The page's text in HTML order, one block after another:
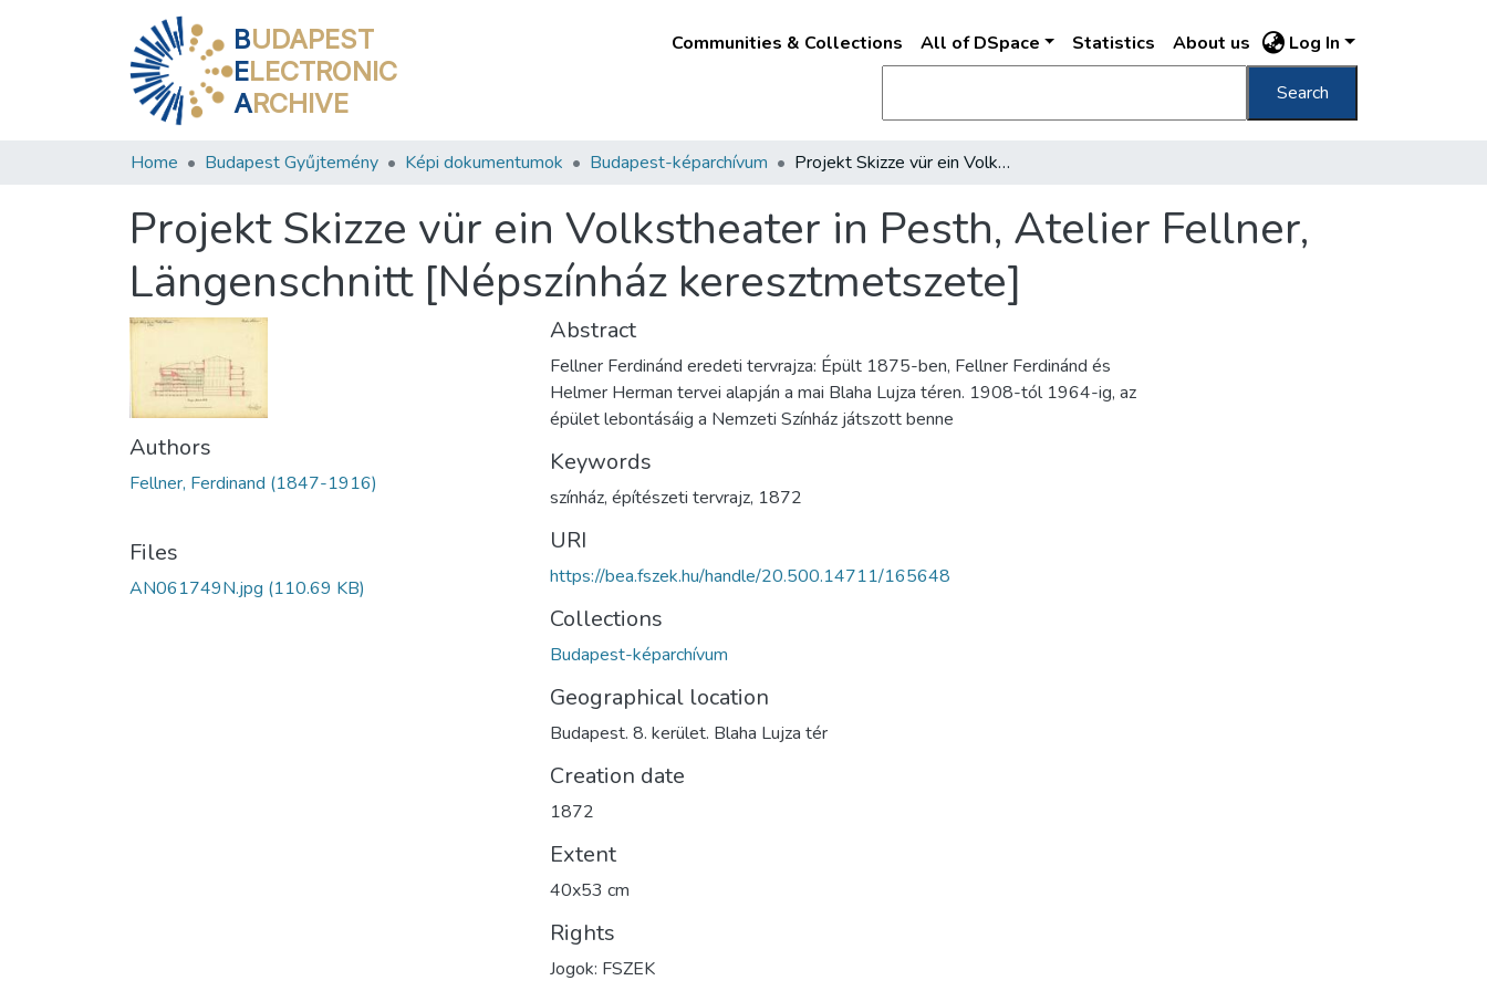
BUDAPEST
ELECTRONIC
ARCHIVE
Communities & Collections All of DSpace Statistics About us Log In
Search
Home Budapest Gyűjtemény Képi dokumentumok Budapest-képarchívum Projekt Skizze vür ein Volkstheater in Pesth, Atelier Fellner, Längenschnitt [Népszínház keresztmetszete]
Projekt Skizze vür ein Volkstheater in Pesth, Atelier Fellner,
Längenschnitt [Népszínház keresztmetszete]
Authors
Fellner, Ferdinand (1847-1916)
Files
AN061749N.jpg (110.69 KB)
Abstract
Fellner Ferdinánd eredeti tervrajza: Épült 1875-ben, Fellner Ferdinánd és
Helmer Herman tervei alapján a mai Blaha Lujza téren. 1908-tól 1964-ig, az
épület lebontásáig a Nemzeti Színház játszott benne
Keywords
színház, építészeti tervrajz, 1872
URI
https://bea.fszek.hu/handle/20.500.14711/165648
Collections
Budapest-képarchívum
Geographical location
Budapest. 8. kerület. Blaha Lujza tér
Creation date
1872
Extent
40x53 cm
Rights
Jogok: FSZEK